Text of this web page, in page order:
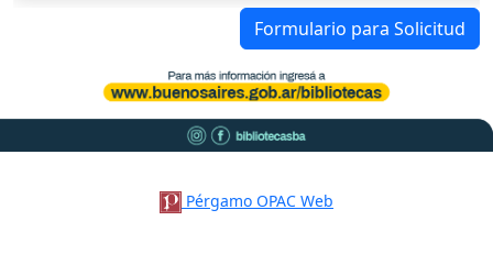
Formulario para Solicitud
Pérgamo OPAC Web